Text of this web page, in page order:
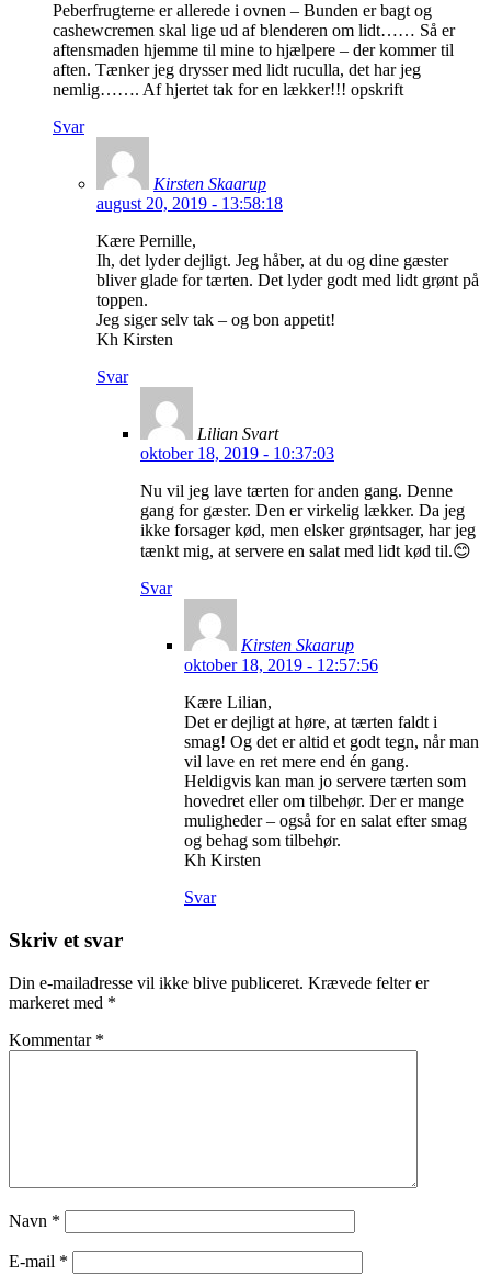
Peberfrugterne er allerede i ovnen – Bunden er bagt og
cashewcremen skal lige ud af blenderen om lidt…… Så er
aftensmaden hjemme til mine to hjælpere – der kommer til
aften. Tænker jeg drysser med lidt ruculla, det har jeg
nemlig……. Af hjertet tak for en lækker!!! opskrift
Svar
Kirsten Skaarup
august 20, 2019 - 13:58:18
Kære Pernille,
Ih, det lyder dejligt. Jeg håber, at du og dine gæster
bliver glade for tærten. Det lyder godt med lidt grønt på
toppen.
Jeg siger selv tak – og bon appetit!
Kh Kirsten
Svar
Lilian Svart
oktober 18, 2019 - 10:37:03
Nu vil jeg lave tærten for anden gang. Denne
gang for gæster. Den er virkelig lækker. Da jeg
ikke forsager kød, men elsker grøntsager, har jeg
tænkt mig, at servere en salat med lidt kød til.😊
Svar
Kirsten Skaarup
oktober 18, 2019 - 12:57:56
Kære Lilian,
Det er dejligt at høre, at tærten faldt i
smag! Og det er altid et godt tegn, når man
vil lave en ret mere end én gang.
Heldigvis kan man jo servere tærten som
hovedret eller om tilbehør. Der er mange
muligheder – også for en salat efter smag
og behag som tilbehør.
Kh Kirsten
Svar
Skriv et svar
Din e-mailadresse vil ikke blive publiceret. Krævede felter er
markeret med *
Kommentar *
Navn *
E-mail *